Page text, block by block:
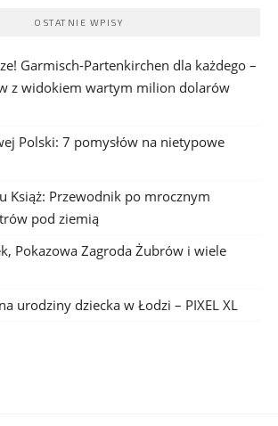
OSTATNIE WPISY
Garmisch-Partenkirchen dla każdego –
z widokiem wartym milion dolarów
Polski: 7 pomysłów na nietypowe
Książ: Przewodnik po mrocznym
pod ziemią
Pokazowa Zagroda Żubrów i wiele
urodziny dziecka w Łodzi – PIXEL XL